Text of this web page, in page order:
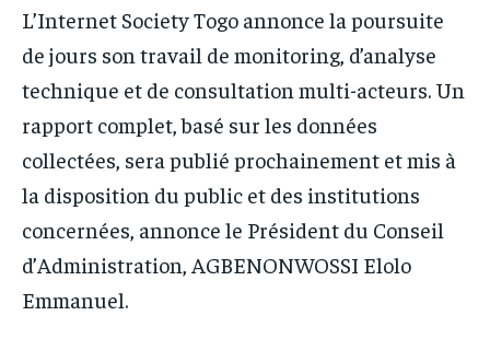
L’Internet Society Togo annonce la poursuite
de jours son travail de monitoring, d’analyse
technique et de consultation multi-acteurs. Un
rapport complet, basé sur les données
collectées, sera publié prochainement et mis à
la disposition du public et des institutions
concernées, annonce le Président du Conseil
d’Administration, AGBENONWOSSI Elolo
Emmanuel.